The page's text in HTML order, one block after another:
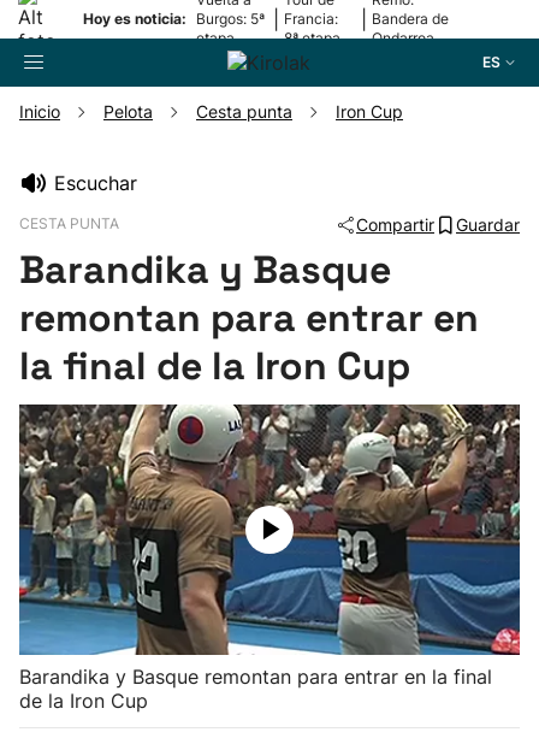
Hoy es noticia:
Burgos: 5ª
etapa
Francia:
8ª etapa
Bandera de
Ondarroa
ES
Pelota
Remo
Baloncesto
Ciclismo
Herri-kirolak
Balonmano
Kirolak 360
Inicio Pelota Cesta punta Iron Cup
Escuchar
CESTA PUNTA Compartir Guardar
Barandika y Basque
remontan para entrar en
la final de la Iron Cup
Barandika y Basque remontan para entrar en la final
de la Iron Cup